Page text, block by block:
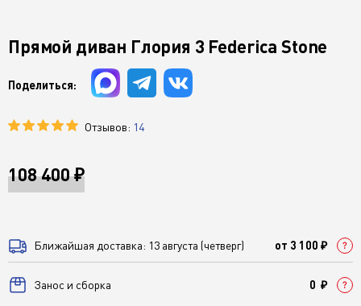
Прямой диван Глория 3 Federica Stone
Поделиться:
Отзывов: 14
108 400 ₽
Ближайшая доставка: 13 августа (четверг) от 3 100 ₽
Занос и сборка 0 ₽